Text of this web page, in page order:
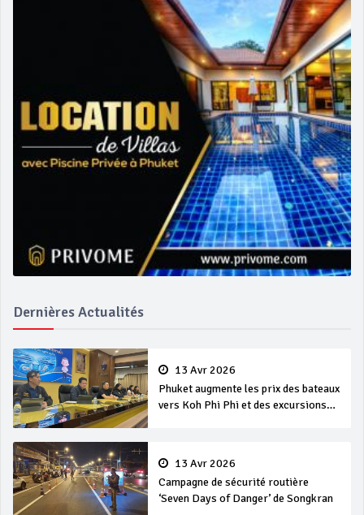
Dernières Actualités
13 Avr 2026
Phuket augmente les prix des bateaux
vers Koh Phi Phi et des excursions
13 Avr 2026
Campagne de sécurité routière
‘Seven Days of Danger’ de Songkran